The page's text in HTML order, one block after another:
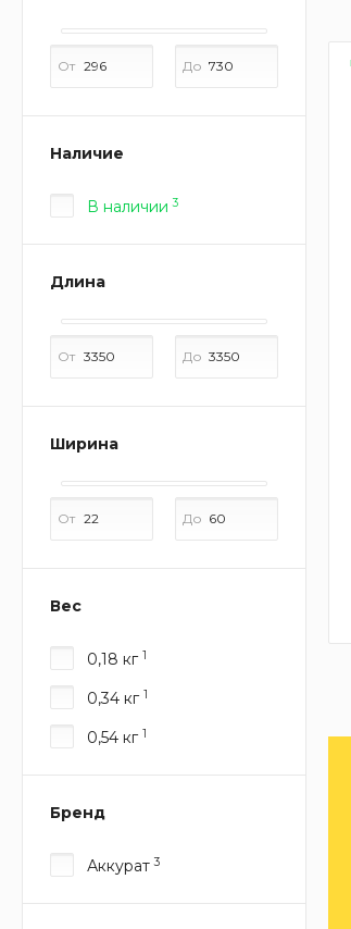
От До
Наличие
В наличии3
Длина
От До
Ширина
От До
Вес
0,18 кг 1
0,34 кг 1
0,54 кг 1
Бренд
Аккурат3